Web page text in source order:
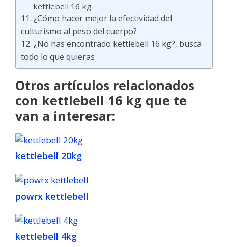
kettlebell 16 kg
¿Cómo hacer mejor la efectividad del
culturismo al peso del cuerpo?
¿No has encontrado kettlebell 16 kg?, busca
todo lo que quieras
Otros artículos relacionados
con kettlebell 16 kg que te
van a interesar:
kettlebell 20kg
powrx kettlebell
kettlebell 4kg